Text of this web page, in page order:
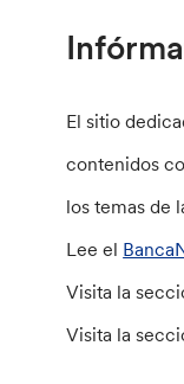
El sitio
contenidos
los temas de
Lee el
Visita la
Visita la